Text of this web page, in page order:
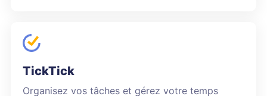
TickTick
Organisez vos tâches et gérez votre temps